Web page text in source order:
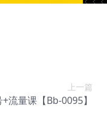
上一篇
流量课【Bb-0095】